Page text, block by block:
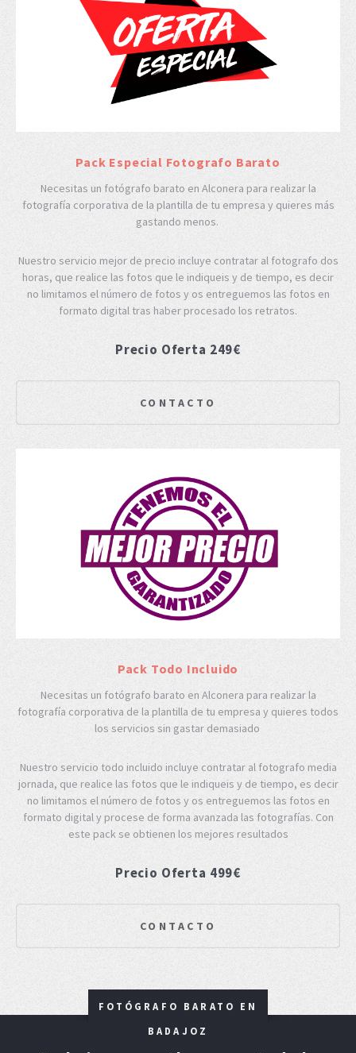
Pack Especial Fotografo Barato
Necesitas un fotógrafo barato en Alconera para realizar la
fotografía corporativa de la plantilla de tu empresa y quieres más
gastando menos.
Nuestro servicio mejor de precio incluye contratar al fotografo dos
horas, que realice las fotos que le indiqueis y de tiempo, es decir
no limitamos el número de fotos y os entreguemos las fotos en
formato digital tras haber procesado los retratos.
Precio Oferta 249€
CONTACTO
Pack Todo Incluido
Necesitas un fotógrafo barato en Alconera para realizar la
fotografía corporativa de la plantilla de tu empresa y quieres todos
los servicios sin gastar demasiado
Nuestro servicio todo incluido incluye contratar al fotografo media
jornada, que realice las fotos que le indiqueis y de tiempo, es decir
no limitamos el número de fotos y os entreguemos las fotos en
formato digital y procese de forma avanzada las fotografías. Con
este pack se obtienen los mejores resultados
Precio Oferta 499€
CONTACTO
FOTÓGRAFO BARATO EN
BADAJOZ